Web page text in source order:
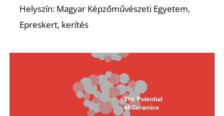
Helyszín: Magyar Képzőművészeti Egyetem,
Epreskert, kerítés